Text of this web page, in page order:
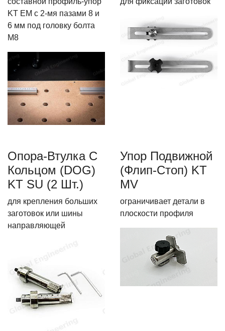
KT EM с 2-мя пазами 8 и
6 мм под головку болта
М8
Опора-Втулка C
Кольцом (DOG)
KT SU (2 Шт.)
для крепления больших
заготовок или шины
направляющей
Упор Подвижной
(флип-Стоп) KT
MV
ограничивает детали в
плоскости профиля